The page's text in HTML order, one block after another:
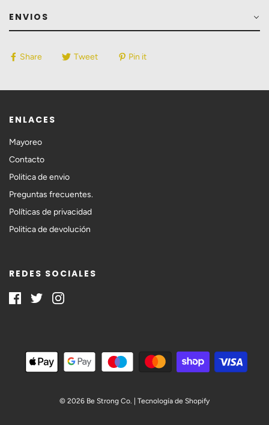
ENVIOS
Share Tweet Pin it
ENLACES
Mayoreo
Contacto
Politica de envio
Preguntas frecuentes.
Políticas de privacidad
Politica de devolución
REDES SOCIALES
© 2026 Be Strong Co. Tecnología de Shopify